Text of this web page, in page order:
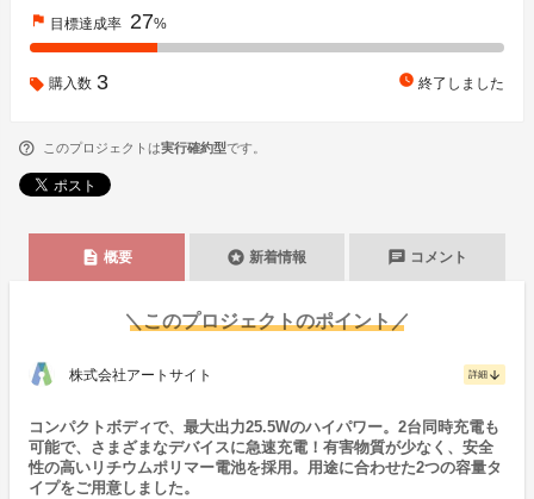
flag 目標達成率 27%
購入数 3 watch_later 終了しました
このプロジェクトは実行確約型です。
description 概要 stars 新着情報 chat コメント
＼このプロジェクトのポイント／
株式会社アートサイト 詳細 arrow_downward
コンパクトボディで、最大出力25.5Wのハイパワー。2台同時充電も
可能で、さまざまなデバイスに急速充電！有害物質が少なく、安全
性の高いリチウムポリマー電池を採用。用途に合わせた2つの容量タ
イプをご用意しました。